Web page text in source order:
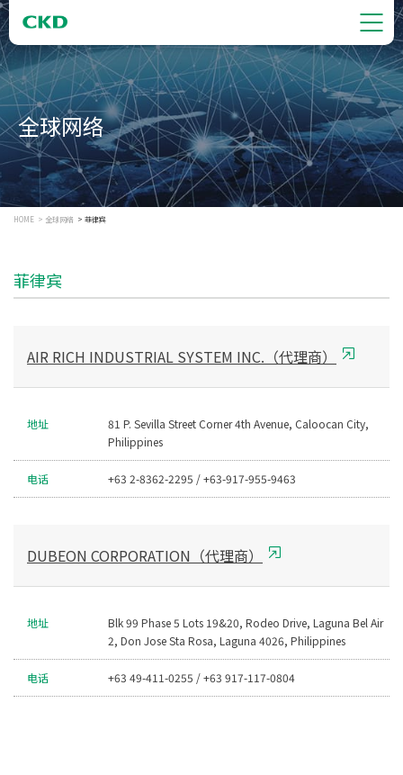
全球网络
HOME 全球网络 菲律宾
菲律宾
AIR RICH INDUSTRIAL SYSTEM INC.（代理商）
地址
81 P. Sevilla Street Corner 4th Avenue, Caloocan City,
Philippines
电话 +63 2-8362-2295 / +63-917-955-9463
DUBEON CORPORATION（代理商）
地址
Blk 99 Phase 5 Lots 19&20, Rodeo Drive, Laguna Bel Air
2, Don Jose Sta Rosa, Laguna 4026, Philippines
电话 +63 49-411-0255 / +63 917-117-0804